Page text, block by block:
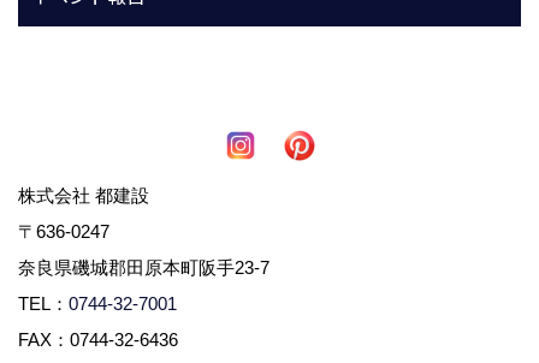
株式会社 都建設
〒636-0247
奈良県磯城郡田原本町阪手23-7
TEL： 0744-32-7001
FAX：0744-32-6436